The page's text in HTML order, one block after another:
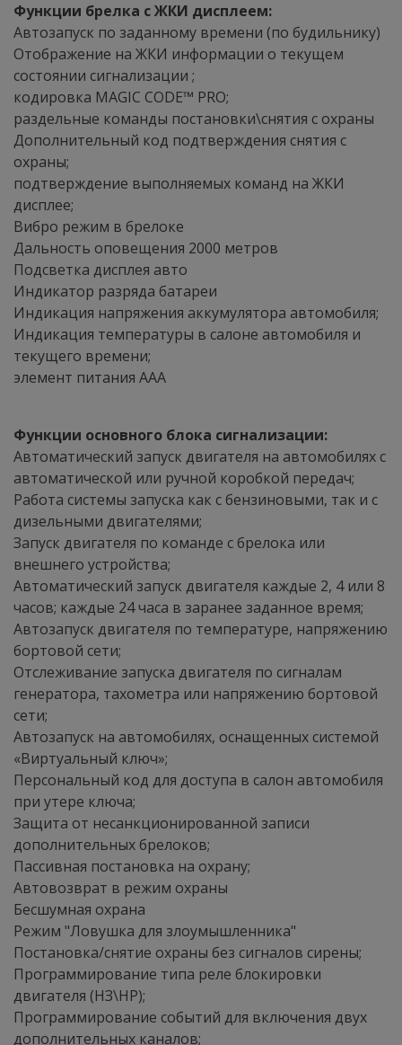
Функции брелка с ЖКИ дисплеем:
Автозапуск по заданному времени (по будильнику)
Отображение на ЖКИ информации о текущем
состоянии сигнализации ;
кодировка MAGIC CODE™ PRO;
раздельные команды постановки\снятия с охраны
Дополнительный код подтверждения снятия с
охраны;
подтверждение выполняемых команд на ЖКИ
дисплее;
Вибро режим в брелоке
Дальность оповещения 2000 метров
Подсветка дисплея авто
Индикатор разряда батареи
Индикация напряжения аккумулятора автомобиля;
Индикация температуры в салоне автомобиля и
текущего времени;
элемент питания ААА
Функции основного блока сигнализации:
Автоматический запуск двигателя на автомобилях с
автоматической или ручной коробкой передач;
Работа системы запуска как с бензиновыми, так и с
дизельными двигателями;
Запуск двигателя по команде с брелока или
внешнего устройства;
Автоматический запуск двигателя каждые 2, 4 или 8
часов; каждые 24 часа в заранее заданное время;
Автозапуск двигателя по температуре, напряжению
бортовой сети;
Отслеживание запуска двигателя по сигналам
генератора, тахометра или напряжению бортовой
сети;
Автозапуск на автомобилях, оснащенных системой
«Виртуальный ключ»;
Персональный код для доступа в салон автомобиля
при утере ключа;
Защита от несанкционированной записи
дополнительных брелоков;
Пассивная постановка на охрану;
Автовозврат в режим охраны
Бесшумная охрана
Режим "Ловушка для злоумышленника"
Постановка/снятие охраны без сигналов сирены;
Программирование типа реле блокировки
двигателя (НЗ\HP);
Программирование событий для включения двух
дополнительных каналов;